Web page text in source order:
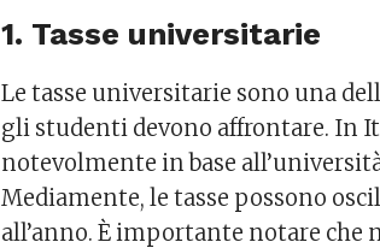
1. Tasse universitarie
Le tasse universitarie sono una
gli studenti devono affrontare. In
notevolmente in base
Mediamente, le tasse possono
all’anno. È importante notare